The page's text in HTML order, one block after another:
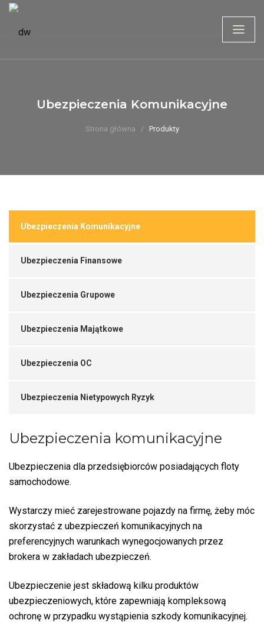
Ubezpieczenia Komunikacyjne
Strona główna Produkty
Ubezpieczenia Komunikacyjne
Ubezpieczenia Finansowe
Ubezpieczenia Grupowe
Ubezpieczenia Majątkowe
Ubezpieczenia OC
Ubezpieczenia Nietypowych Ryzyk
Ubezpieczenia komunikacyjne
Ubezpieczenia dla przedsiębiorców posiadających floty
samochodowe.
Wystarczy mieć zarejestrowane pojazdy na firmę, żeby móc
skorzystać z ubezpieczeń komunikacyjnych na
preferencyjnych warunkach wynegocjowanych przez
brokera w zakładach ubezpieczeń.
Ubezpieczenie jest składową kilku produktów
ubezpieczeniowych, które zapewniają kompleksową
ochronę w przypadku wystąpienia szkody komunikacyjnej.